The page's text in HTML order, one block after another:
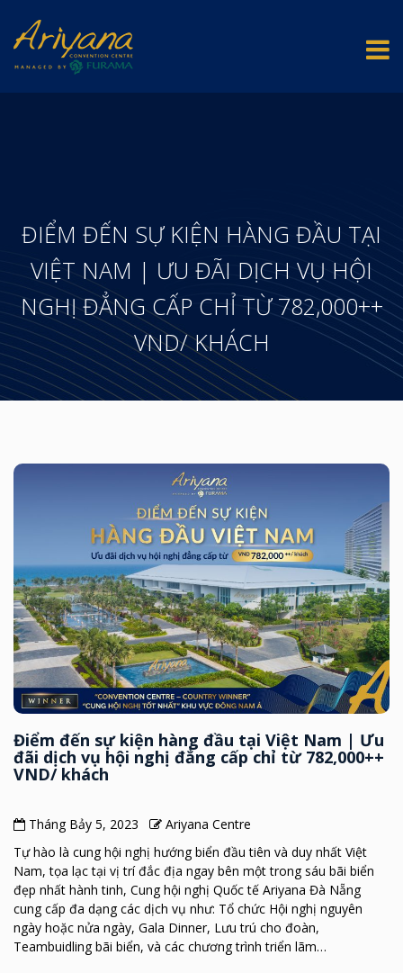
ĐIỂM ĐẾN SỰ KIỆN HÀNG ĐẦU TẠI
VIỆT NAM | ƯU ĐÃI DỊCH VỤ HỘI
NGHỊ ĐẲNG CẤP CHỈ TỪ 782,000++
VND/ KHÁCH
Điểm đến sự kiện hàng đầu tại Việt Nam | Ưu
đãi dịch vụ hội nghị đẳng cấp chỉ từ 782,000++
VND/ khách
Tháng Bảy 5, 2023
Ariyana Centre
Tự hào là cung hội nghị hướng biển đầu tiên và duy nhất Việt
Nam, tọa lạc tại vị trí đắc địa ngay bên một trong sáu bãi biển
đẹp nhất hành tinh, Cung hội nghị Quốc tế Ariyana Đà Nẵng
cung cấp đa dạng các dịch vụ như: Tổ chức Hội nghị nguyên
ngày hoặc nửa ngày, Gala Dinner, Lưu trú cho đoàn,
Teambuidling bãi biển, và các chương trình triển lãm…